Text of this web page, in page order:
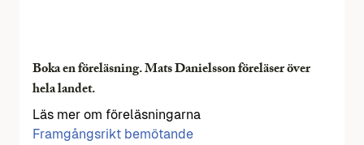
Boka en föreläsning. Mats Danielsson föreläser över
hela landet.
Läs mer om föreläsningarna
Framgångsrikt bemötande